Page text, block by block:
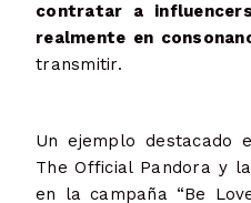
contratar a
realmente en
transmitir.
Un ejemplo destacado
The Official Pandora y
en la campaña “Be